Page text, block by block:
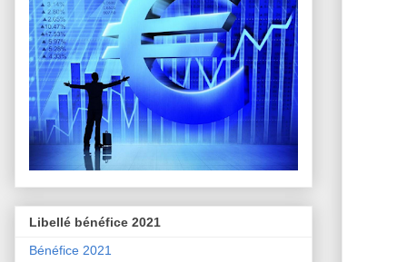
Libellé bénéfice 2021
Bénéfice 2021